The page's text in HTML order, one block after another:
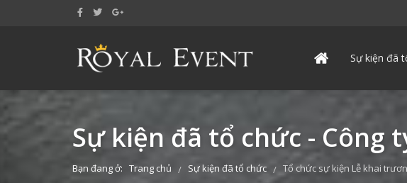
Sự kiện đã
Sự kiện đã tổ chức - Công
Bạn đang ở: Trang chủ / Sự kiện đã tổ chức / Tổ chức sự kiện Lễ khai